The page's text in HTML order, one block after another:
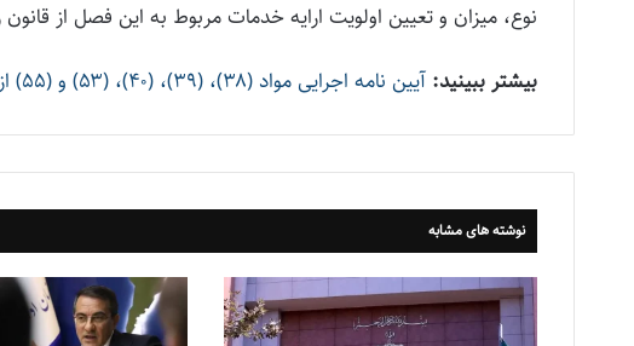
نوع، میزان و تعیین اولویت ارایه خدمات مربوط به این فصل از
بیشتر ببینید: آیین نامه اجرایی مواد (۳۸)، (۳۹)، (۴۰)، (۵۳) و (۵۵) از فصل ششم قانون جامع خدمات رسانی به ایثارگران
نوشته های مشابه